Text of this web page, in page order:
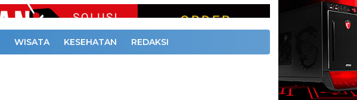
WISATA KESEHATAN REDAKSI